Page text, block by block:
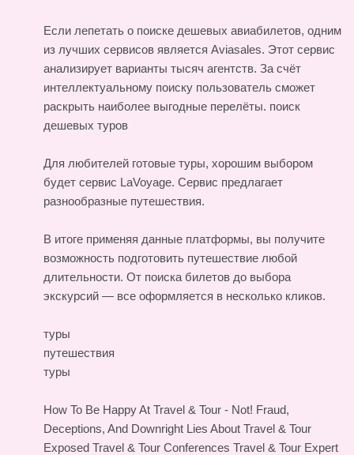
Если лепетать о поиске дешевых авиабилетов, одним
из лучших сервисов является Aviasales. Этот сервис
анализирует варианты тысяч агентств. За счёт
интеллектуальному поиску пользователь сможет
раскрыть наиболее выгодные перелёты. поиск
дешевых туров
Для любителей готовые туры, хорошим выбором
будет сервис LaVoyage. Сервис предлагает
разнообразные путешествия.
В итоге применяя данные платформы, вы получите
возможность подготовить путешествие любой
длительности. От поиска билетов до выбора
экскурсий — все оформляется в несколько кликов.
туры
путешествия
туры
How To Be Happy At Travel & Tour - Not! Fraud,
Deceptions, And Downright Lies About Travel & Tour
Exposed Travel & Tour Conferences Travel & Tour Expert